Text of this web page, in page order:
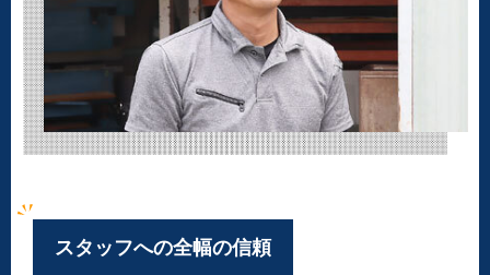
スタッフへの全幅の信頼